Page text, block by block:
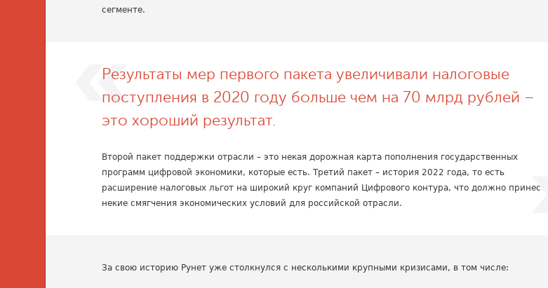
сегменте.
Результаты мер первого пакета увеличивали налоговые
поступления в 2020 году больше чем на 70 млрд рублей –
это хороший результат.
Второй пакет поддержки отрасли – это некая дорожная карта пополнения государственных
программ цифровой экономики, которые есть. Третий пакет – история 2022 года, то есть
расширение налоговых льгот на широкий круг компаний Цифрового контура, что должно принести
некие смягчения экономических условий для российской отрасли.
За свою историю Рунет уже столкнулся с несколькими крупными кризисами, в том числе: